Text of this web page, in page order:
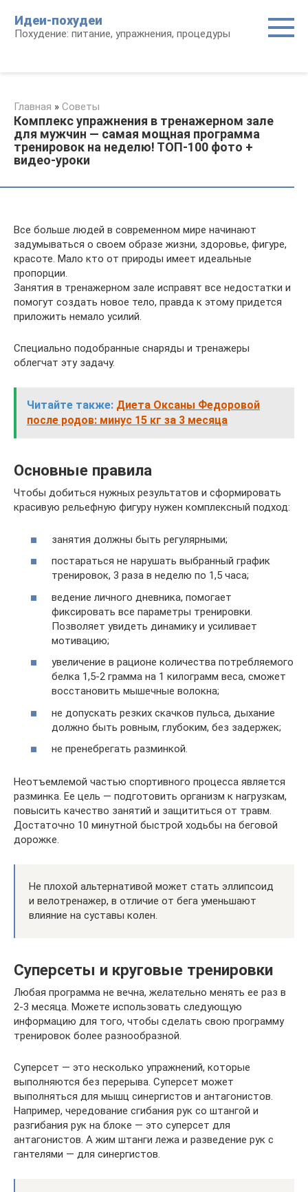
контенту
Идеи-похудеи
Похудение: питание, упражнения, процедуры
Главная » Советы
Комплекс упражнения в тренажерном зале
для мужчин — самая мощная программа
тренировок на неделю! ТОП-100 фото +
видео-уроки
Все больше людей в современном мире начинают
задумываться о своем образе жизни, здоровье, фигуре,
красоте. Мало кто от природы имеет идеальные
пропорции.
Занятия в тренажерном зале исправят все недостатки и
помогут создать новое тело, правда к этому придется
приложить немало усилий.
Специально подобранные снаряды и тренажеры
облегчат эту задачу.
Читайте также: Диета Оксаны Федоровой
после родов: минус 15 кг за 3 месяца
Основные правила
Чтобы добиться нужных результатов и сформировать
красивую рельефную фигуру нужен комплексный подход:
занятия должны быть регулярными;
постараться не нарушать выбранный график
тренировок, 3 раза в неделю по 1,5 часа;
ведение личного дневника, помогает
фиксировать все параметры тренировки.
Позволяет увидеть динамику и усиливает
мотивацию;
увеличение в рационе количества потребляемого
белка 1,5-2 грамма на 1 килограмм веса, сможет
восстановить мышечные волокна;
не допускать резких скачков пульса, дыхание
должно быть ровным, глубоким, без задержек;
не пренебрегать разминкой.
Неотъемлемой частью спортивного процесса является
разминка. Ее цель — подготовить организм к нагрузкам,
повысить качество занятий и защититься от травм.
Достаточно 10 минутной быстрой ходьбы на беговой
дорожке.
Не плохой альтернативой может стать эллипсоид
и велотренажер, в отличие от бега уменьшают
влияние на суставы колен.
Суперсеты и круговые тренировки
Любая программа не вечна, желательно менять ее раз в
2-3 месяца. Можете использовать следующую
информацию для того, чтобы сделать свою программу
тренировок более разнообразной.
Суперсет — это несколько упражнений, которые
выполняются без перерыва. Суперсет может
выполняться для мышц синергистов и антагонистов.
Например, чередование сгибания рук со штангой и
разгибания рук на блоке — это суперсет для
антагонистов. А жим штанги лежа и разведение рук с
гантелями — для синергистов.